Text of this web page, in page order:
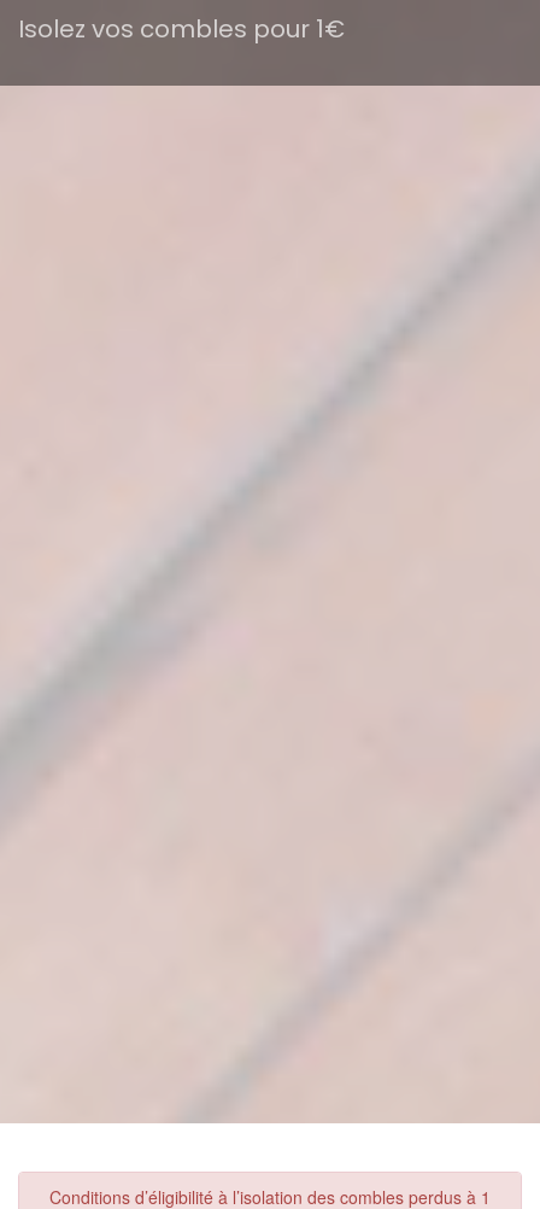
Isolez vos combles pour 1€
Conditions d’éligibilité à l’isolation des combles perdus à 1